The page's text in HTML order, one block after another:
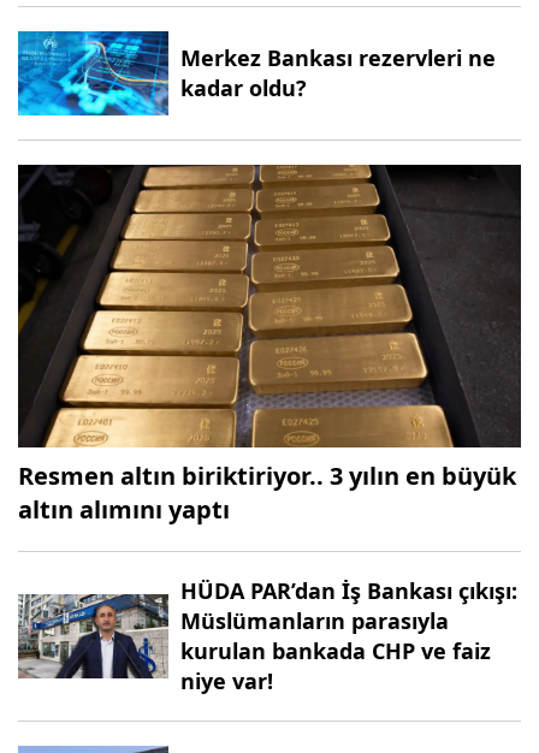
Merkez Bankası rezervleri ne
kadar oldu?
Resmen altın biriktiriyor.. 3 yılın en büyük
altın alımını yaptı
HÜDA PAR’dan İş Bankası çıkışı:
Müslümanların parasıyla
kurulan bankada CHP ve faiz
niye var!